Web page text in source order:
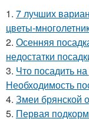
1. 7 лучших
цветы-
2. Осенняя
недостатки
3. Что посадить
Необходимость
4. Змеи
5. Первая